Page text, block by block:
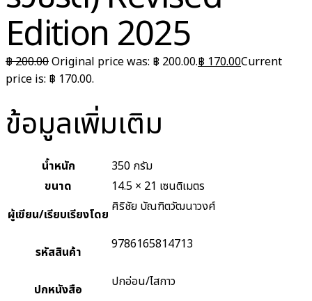
Edition 2025
฿200.00Original price was: ฿ 200.00.฿ 170.00Current
price is: ฿ 170.00.
ข้อมูลเพิ่มเติม
น้ำหนัก
350 กรัม
ขนาด
14.5 × 21 เซนติเมตร
ผู้เขียน/เรียบเรียงโดย ศิริชัย บัณฑิตวัฒนาวงศ์
รหัสสินค้า 9786165814713
ปกหนังสือ ปกอ่อน/ไสกาว